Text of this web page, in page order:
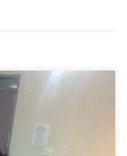
se reuniram com
Furtando, em